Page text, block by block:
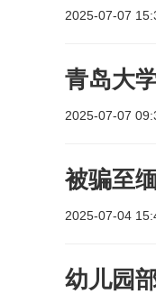
2025-07-07
青岛大
2025-07-07
被骗至
2025-07-04
幼儿园